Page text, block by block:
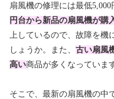
扇風機の修理には最低
円台から新品の扇風機が購
上しているので、故障を
しょうか。また、 古い扇風
高い商品が多くなっていま
そこで、最新の扇風機の中